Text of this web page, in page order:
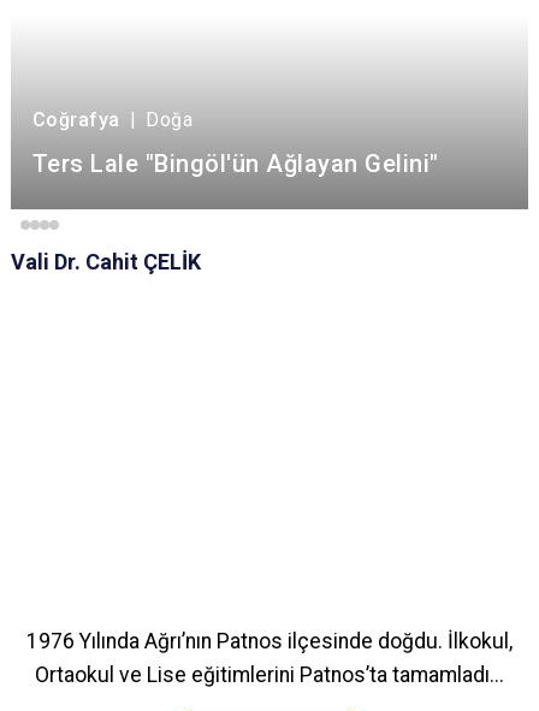
Coğrafya Doğa
Ters Lale "Bingöl'ün Ağlayan Gelini"
Vali Dr. Cahit ÇELİK
1976 Yılında Ağrı’nın Patnos ilçesinde doğdu. İlkokul,
Ortaokul ve Lise eğitimlerini Patnos’ta tamamladı...